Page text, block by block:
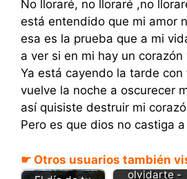
No lloraré, no lloraré ,no
está entendido que mi amor
esa es la prueba que a mi
a ver si en mi hay un corazón
Ya está cayendo la tarde con
vuelve la noche a oscurecer
así quisiste destruir mi
Pero es que dios no castiga
☛ Otros usuarios también
Mi reto es
olvidarte -